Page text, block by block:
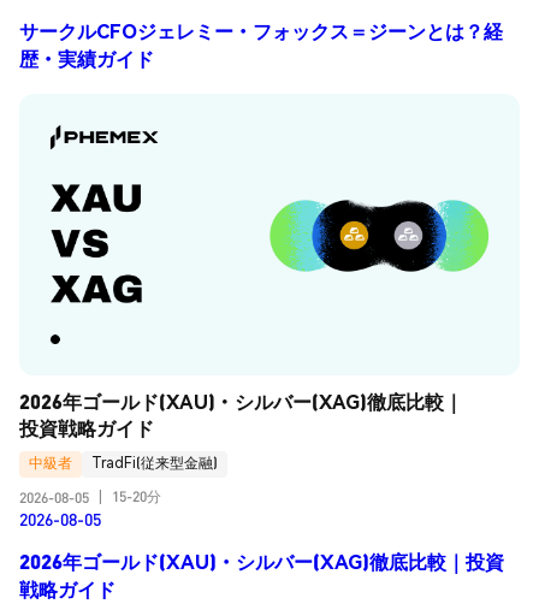
サークルCFOジェレミー・フォックス＝ジーンとは？経
歴・実績ガイド
2026年ゴールド(XAU)・シルバー(XAG)徹底比較｜
投資戦略ガイド
中級者
TradFi(従来型金融)
2026-08-05
15-20分
2026-08-05
2026年ゴールド(XAU)・シルバー(XAG)徹底比較｜投資
戦略ガイド